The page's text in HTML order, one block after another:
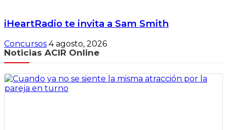
iHeartRadio te invita a Sam Smith
Concursos 4 agosto, 2026
Noticias ACIR Online